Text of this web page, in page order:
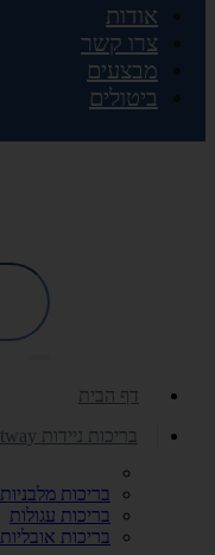
אודות
צרו קשר
מבצעים
ביטולים
דף הבית
בריכות ניידות bestway
בריכות מלבניות
בריכות עגולות
בריכות אובליות